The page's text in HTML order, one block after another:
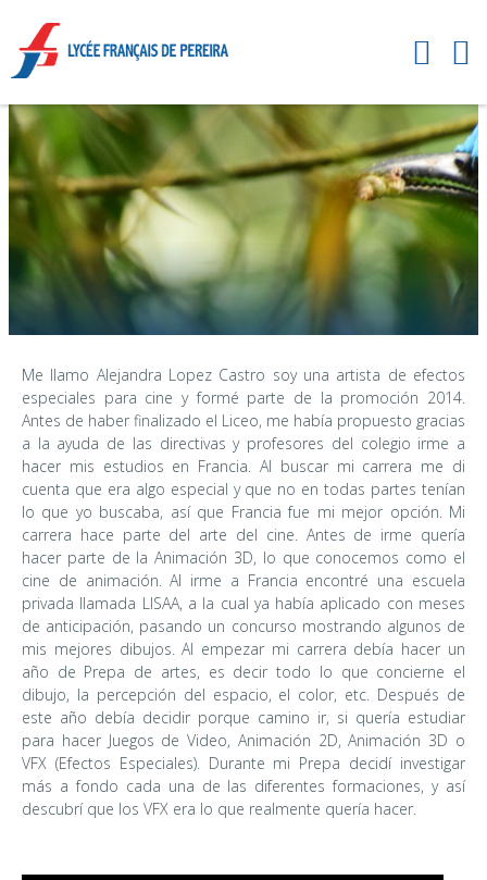
Me llamo Alejandra Lopez Castro soy una artista de efectos
especiales para cine y formé parte de la promoción 2014.
Antes de haber finalizado el Liceo, me había propuesto gracias
a la ayuda de las directivas y profesores del colegio irme a
hacer mis estudios en Francia. Al buscar mi carrera me di
cuenta que era algo especial y que no en todas partes tenían
lo que yo buscaba, así que Francia fue mi mejor opción. Mi
carrera hace parte del arte del cine. Antes de irme quería
hacer parte de la Animación 3D, lo que conocemos como el
cine de animación. Al irme a Francia encontré una escuela
privada llamada LISAA, a la cual ya había aplicado con meses
de anticipación, pasando un concurso mostrando algunos de
mis mejores dibujos. Al empezar mi carrera debía hacer un
año de Prepa de artes, es decir todo lo que concierne el
dibujo, la percepción del espacio, el color, etc. Después de
este año debía decidir porque camino ir, si quería estudiar
para hacer Juegos de Video, Animación 2D, Animación 3D o
VFX (Efectos Especiales). Durante mi Prepa decidí investigar
más a fondo cada una de las diferentes formaciones, y así
descubrí que los VFX era lo que realmente quería hacer.